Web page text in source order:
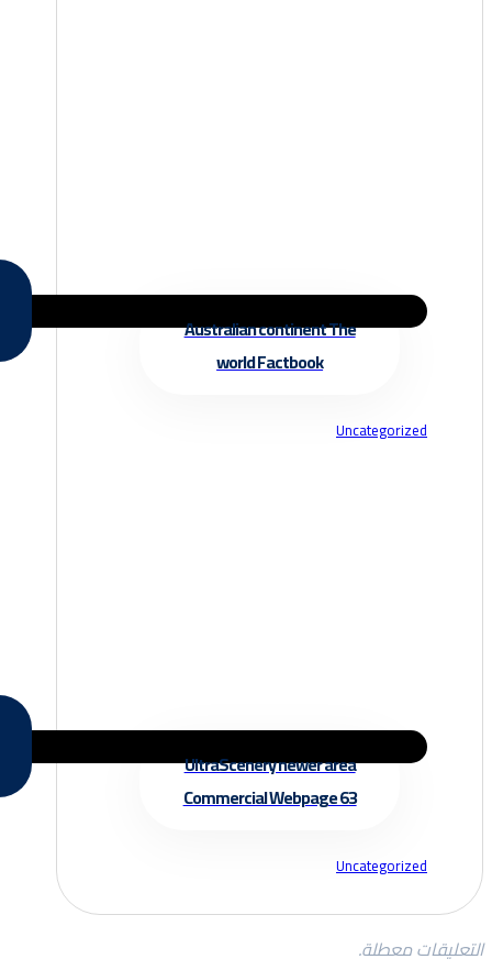
Australian continent The
world Factbook
Uncategorized
UltraScenery newer area
Commercial Webpage 63
Uncategorized
التعليقات معطلة.